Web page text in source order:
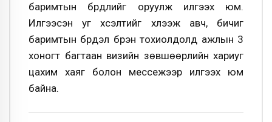
баримтын бүрдлийг оруулж илгээх юм.
Илгээсэн уг хүсэлтийг хүлээж авч, бичиг
баримтын бүрдэл бүрэн тохиолдолд ажлын 3
хоногт багтаан визийн зөвшөөрлийн хариуг
цахим хаяг болон мессежээр илгээх юм
байна.